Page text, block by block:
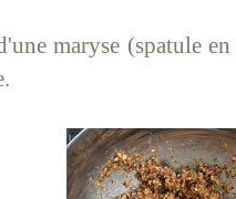
maryse (spatule